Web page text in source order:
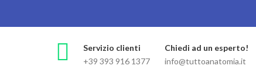
Servizio clienti
+39 393 916 1377
Chiedi ad un esperto!
info@tuttoanatomia.it